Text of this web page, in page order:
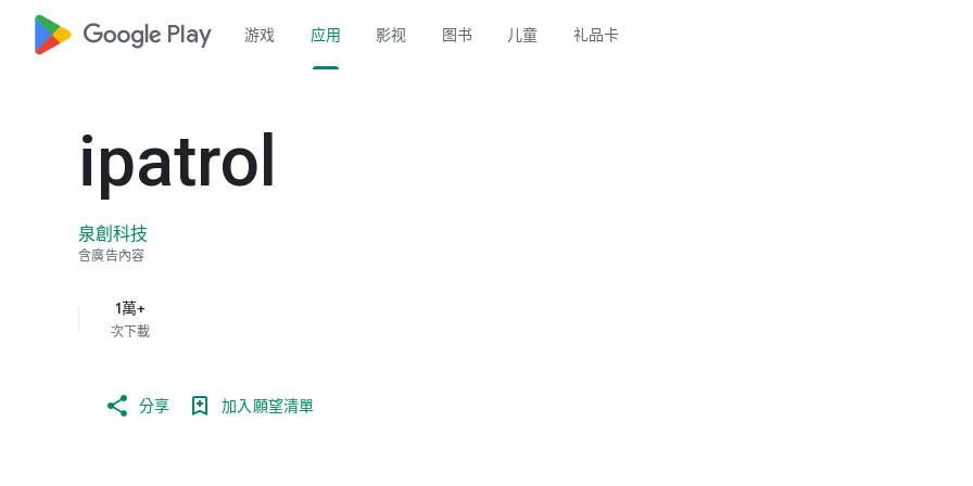
google_logo Play 游戏 应用 影视 图书 儿童 礼品卡
ipatrol
泉創科技
含廣告內容
1萬+
次下載
分享 加入願望清單